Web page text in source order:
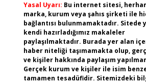
Yasal Uyarı: Bu internet sitesi,
marka, kurum veya şahıs şirketi ile
bağlantısı bulunmamaktadır. Sitede
kendi hazırladığımız makaleler
paylaşılmaktadır. Burada yer alan
haber niteliği taşımamakta olup,
ve kişiler hakkında paylaşım
Gerçek kurum ve kişiler ile isim
tamamen tesadüfidir. Sitemizdeki